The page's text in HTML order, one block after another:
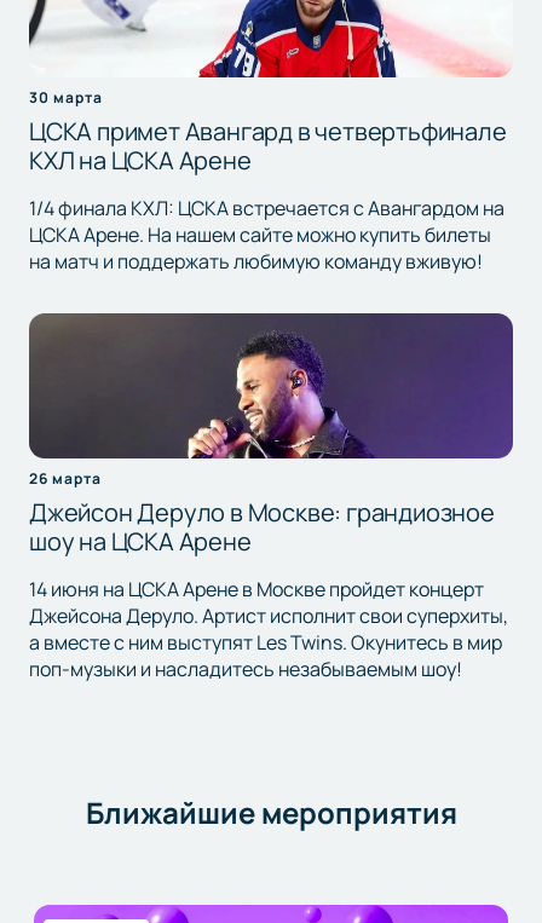
30 марта
ЦСКА примет Авангард в четвертьфинале
КХЛ на ЦСКА Арене
1/4 финала КХЛ: ЦСКА встречается с Авангардом на
ЦСКА Арене. На нашем сайте можно купить билеты
на матч и поддержать любимую команду вживую!
26 марта
Джейсон Деруло в Москве: грандиозное
шоу на ЦСКА Арене
14 июня на ЦСКА Арене в Москве пройдет концерт
Джейсона Деруло. Артист исполнит свои суперхиты,
а вместе с ним выступят Les Twins. Окунитесь в мир
поп-музыки и насладитесь незабываемым шоу!
Ближайшие мероприятия